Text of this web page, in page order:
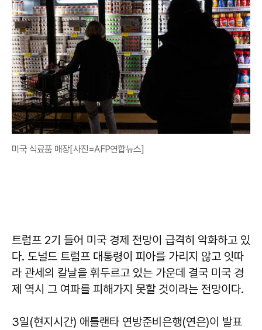
미국 식료품 매장[사진=AFP연합뉴스]
트럼프 2기 들어 미국 경제 전망이 급격히 악화하고 있
다. 도널드 트럼프 대통령이 피아를 가리지 않고 잇따
라 관세의 칼날을 휘두르고 있는 가운데 결국 미국 경
제 역시 그 여파를 피해가지 못할 것이라는 전망이다.
3일(현지시간) 애틀랜타 연방준비은행(연은)이 발표